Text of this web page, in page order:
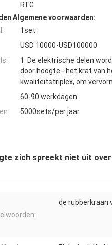
RTG
Algemene voorwaarden:
1set
USD 10000-USD100000
1. De elektrische delen
door hoogte - het krat van
kwaliteitstriplex, om
60-90 werkdagen
5000sets/per jaar
zich spreekt niet uit
de rubberkraan